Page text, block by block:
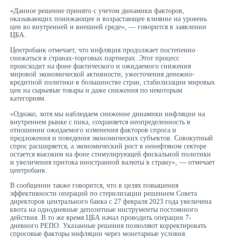
«Данное решение принято с учетом динамики факторов,
оказывающих понижающее и возрастающее влияние на уровень
цен во внутренней и внешней среде», — говорится в заявлении
ЦБА.
Центробанк отмечает, что инфляция продолжает постепенно
снижаться в странах-торговых партнерах. Этот процесс
происходит на фоне фактического и ожидаемого снижения
мировой экономической активности, ужесточения денежно-
кредитной политики в большинстве стран, стабилизации мировых
цен на сырьевые товары и даже снижения по некоторым
категориям.
«Однако, хотя мы наблюдаем снижение динамики инфляции на
внутреннем рынке с пика, сохраняется неопределенность в
отношении ожидаемого изменения факторов спроса и
предложения и поведения экономических субъектов. Совокупный
спрос расширяется, а экономический рост в ненефтяном секторе
остается высоким на фоне стимулирующей фискальной политики
и увеличения притока иностранной валюты в страну», — отмечает
центробанк.
В сообщении также говорится, что в целях повышения
эффективности операций по стерилизации решением Совета
директоров центрального банка с 27 февраля 2023 года увеличена
квота на однодневные депозитные инструменты постоянного
действия. В то же время ЦБА начал проводить операции 7-
дневного РЕПО. Указанные решения позволяют корректировать
спросовые факторы инфляции через монетарные условия.